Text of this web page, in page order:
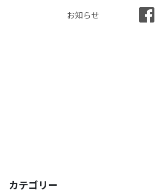
お知らせ
カテゴリー